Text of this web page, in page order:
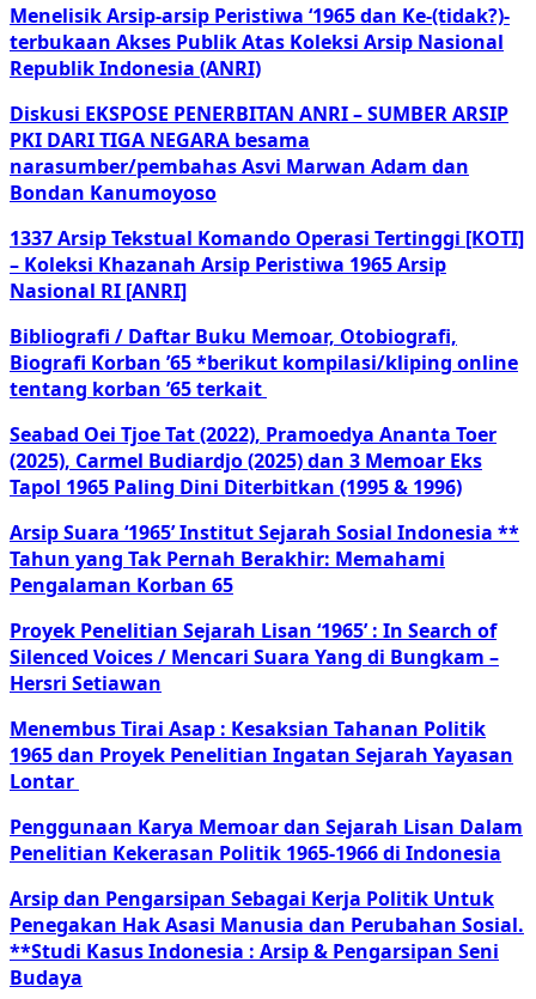
Menelisik Arsip-arsip Peristiwa ‘1965 dan Ke-(tidak?)-
terbukaan Akses Publik Atas Koleksi Arsip Nasional
Republik Indonesia (ANRI)
Diskusi EKSPOSE PENERBITAN ANRI – SUMBER ARSIP
PKI DARI TIGA NEGARA besama
narasumber/pembahas Asvi Marwan Adam dan
Bondan Kanumoyoso
1337 Arsip Tekstual Komando Operasi Tertinggi [KOTI]
– Koleksi Khazanah Arsip Peristiwa 1965 Arsip
Nasional RI [ANRI]
Bibliografi / Daftar Buku Memoar, Otobiografi,
Biografi Korban ’65 *berikut kompilasi/kliping online
tentang korban ’65 terkait
Seabad Oei Tjoe Tat (2022), Pramoedya Ananta Toer
(2025), Carmel Budiardjo (2025) dan 3 Memoar Eks
Tapol 1965 Paling Dini Diterbitkan (1995 & 1996)
Arsip Suara ‘1965’ Institut Sejarah Sosial Indonesia **
Tahun yang Tak Pernah Berakhir: Memahami
Pengalaman Korban 65
Proyek Penelitian Sejarah Lisan ‘1965’ : In Search of
Silenced Voices / Mencari Suara Yang di Bungkam –
Hersri Setiawan
Menembus Tirai Asap : Kesaksian Tahanan Politik
1965 dan Proyek Penelitian Ingatan Sejarah Yayasan
Lontar
Penggunaan Karya Memoar dan Sejarah Lisan Dalam
Penelitian Kekerasan Politik 1965-1966 di Indonesia
Arsip dan Pengarsipan Sebagai Kerja Politik Untuk
Penegakan Hak Asasi Manusia dan Perubahan Sosial.
**Studi Kasus Indonesia : Arsip & Pengarsipan Seni
Budaya